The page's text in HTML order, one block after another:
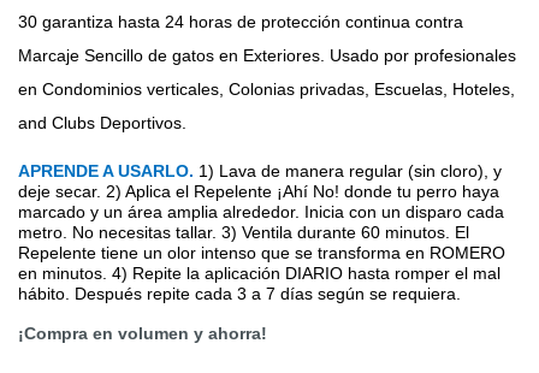
30 garantiza hasta 24 horas de protección continua contra
Marcaje Sencillo de gatos en Exteriores. Usado por profesionales
en Condominios verticales, Colonias privadas, Escuelas, Hoteles,
and Clubs Deportivos.
APRENDE A USARLO. 1) Lava de manera regular (sin cloro), y
deje secar. 2) Aplica el Repelente ¡Ahí No! donde tu perro haya
marcado y un área amplia alrededor. Inicia con un disparo cada
metro. No necesitas tallar. 3) Ventila durante 60 minutos. El
Repelente tiene un olor intenso que se transforma en ROMERO
en minutos. 4) Repite la aplicación DIARIO hasta romper el mal
hábito. Después repite cada 3 a 7 días según se requiera.
¡Compra en volumen y ahorra!